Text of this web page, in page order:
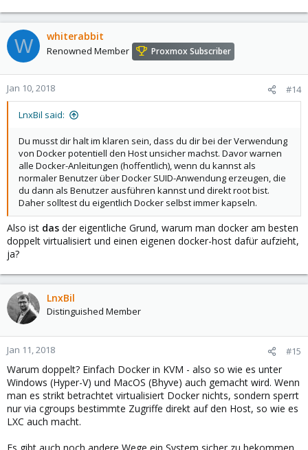
W whiterabbit
Renowned Member Proxmox Subscriber
Jan 10, 2018 #14
LnxBil said:
Du musst dir halt im klaren sein, dass du dir bei der Verwendung
von Docker potentiell den Host unsicher machst. Davor warnen
alle Docker-Anleitungen (hoffentlich), wenn du kannst als
normaler Benutzer über Docker SUID-Anwendung erzeugen, die
du dann als Benutzer ausführen kannst und direkt root bist.
Daher solltest du eigentlich Docker selbst immer kapseln.
Also ist das der eigentliche Grund, warum man docker am besten
doppelt virtualisiert und einen eigenen docker-host dafür aufzieht,
ja?
LnxBil
Distinguished Member
Jan 11, 2018 #15
Warum doppelt? Einfach Docker in KVM - also so wie es unter
Windows (Hyper-V) und MacOS (Bhyve) auch gemacht wird. Wenn
man es strikt betrachtet virtualisiert Docker nichts, sondern sperrt
nur via cgroups bestimmte Zugriffe direkt auf den Host, so wie es
LXC auch macht.